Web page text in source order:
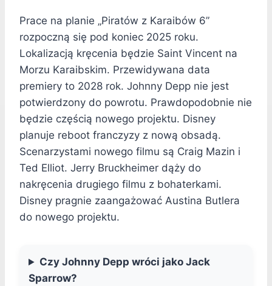
Prace na planie „Piratów z Karaibów 6”
rozpoczną się pod koniec 2025 roku.
Lokalizacją kręcenia będzie Saint Vincent na
Morzu Karaibskim. Przewidywana data
premiery to 2028 rok. Johnny Depp nie jest
potwierdzony do powrotu. Prawdopodobnie nie
będzie częścią nowego projektu. Disney
planuje reboot franczyzy z nową obsadą.
Scenarzystami nowego filmu są Craig Mazin i
Ted Elliot. Jerry Bruckheimer dąży do
nakręcenia drugiego filmu z bohaterkami.
Disney pragnie zaangażować Austina Butlera
do nowego projektu.
Czy Johnny Depp wróci jako Jack
Sparrow?